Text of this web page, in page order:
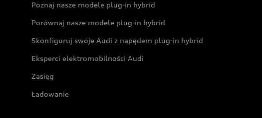
Poznaj nasze modele plug-in hybrid
Porównaj nasze modele plug-in hybrid
Skonfiguruj swoje Audi z napędem plug-in hybrid
Eksperci elektromobilności Audi
Zasięg
Ładowanie